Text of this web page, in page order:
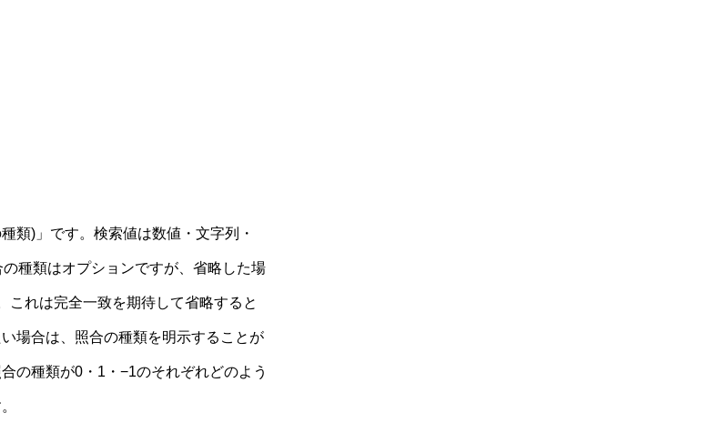
類)」です。検索値は数値・文字列・
種類はオプションですが、省略した場
れは完全一致を期待して省略すると
場合は、照合の種類を明示することが
の種類が0・1・−1のそれぞれどのよう